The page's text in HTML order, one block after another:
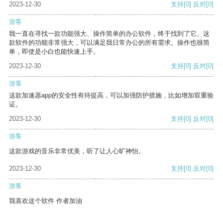
2023-12-30
支持[0] 反对[0]
游客
我一直在寻找一款功能强大、操作简单的办公软件，终于找到了它。这
款软件的功能非常强大，可以满足我日常办公的所有需求。操作也很简
单，即使是小白也能快速上手。
2023-12-30
支持[0] 反对[0]
游客
这款加速器app的安全性有待提高，可以加强防护措施，比如增加双重验
证。
2023-12-30
支持[0] 反对[0]
游客
这款游戏的音乐非常优美，听了让人心旷神怡。
2023-12-30 支持[0] 反对[0]
游客
我喜欢这个软件 作者加油